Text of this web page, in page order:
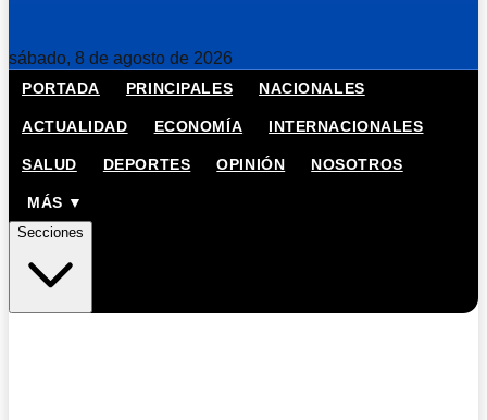
sábado, 8 de agosto de 2026
PORTADA PRINCIPALES NACIONALES
ACTUALIDAD ECONOMÍA INTERNACIONALES
SALUD DEPORTES OPINIÓN NOSOTROS
MÁS ▼
Secciones